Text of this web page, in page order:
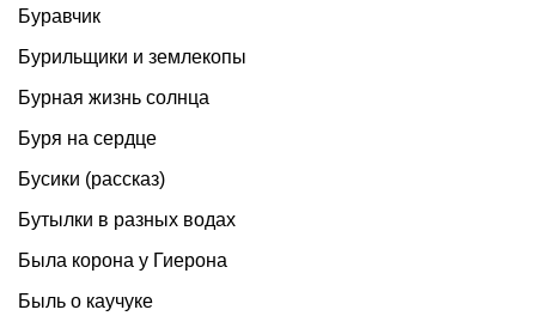
Буравчик
Бурильщики и землекопы
Бурная жизнь солнца
Буря на сердце
Бусики (рассказ)
Бутылки в разных водах
Была корона у Гиерона
Быль о каучуке